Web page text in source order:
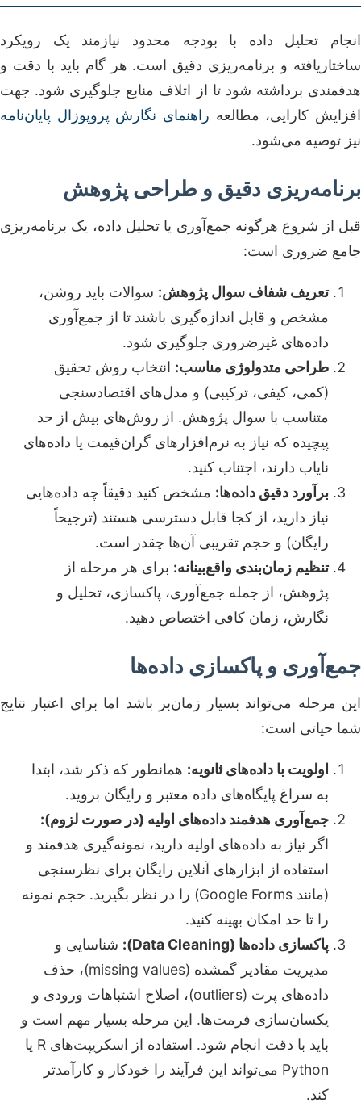
انجام تحلیل داده با بودجه محدود نیازمند یک رویکرد
ساختاریافته و برنامه‌ریزی دقیق است. هر گام باید با دقت و
هدفمندی برداشته شود تا از اتلاف منابع جلوگیری شود. جهت
افزایش کارایی، مطالعه راهنمای نگارش پروپوزال پایان‌نامه
نیز توصیه می‌شود.
برنامه‌ریزی دقیق و طراحی پژوهش
قبل از شروع هرگونه جمع‌آوری یا تحلیل داده، یک برنامه‌ریزی
جامع ضروری است:
تعریف شفاف سوال پژوهش: سوالات باید روشن،
مشخص و قابل اندازه‌گیری باشند تا از جمع‌آوری
داده‌های غیرضروری جلوگیری شود.
طراحی متدولوژی مناسب: انتخاب روش تحقیق
(کمی، کیفی، ترکیبی) و مدل‌های اقتصادسنجی
متناسب با سوال پژوهش. از روش‌های بیش از حد
پیچیده که نیاز به نرم‌افزارهای گران‌قیمت یا داده‌های
نایاب دارند، اجتناب کنید.
برآورد دقیق داده‌ها: مشخص کنید دقیقاً چه داده‌هایی
نیاز دارید، از کجا قابل دسترسی هستند (ترجیحاً
رایگان) و حجم تقریبی آن‌ها چقدر است.
تنظیم زمان‌بندی واقع‌بینانه: برای هر مرحله از
پژوهش، از جمله جمع‌آوری، پاکسازی، تحلیل و
نگارش، زمان کافی اختصاص دهید.
جمع‌آوری و پاکسازی داده‌ها
این مرحله می‌تواند بسیار زمان‌بر باشد اما برای اعتبار نتایج
شما حیاتی است:
اولویت با داده‌های ثانویه: همانطور که ذکر شد، ابتدا
به سراغ پایگاه‌های داده معتبر و رایگان بروید.
جمع‌آوری هدفمند داده‌های اولیه (در صورت لزوم):
اگر نیاز به داده‌های اولیه دارید، نمونه‌گیری هدفمند و
استفاده از ابزارهای آنلاین رایگان برای نظرسنجی
(مانند Google Forms) را در نظر بگیرید. حجم نمونه
را تا حد امکان بهینه کنید.
پاکسازی داده‌ها (Data Cleaning):
شناسایی و
مدیریت مقادیر گمشده (missing values)، حذف
داده‌های پرت (outliers)، اصلاح اشتباهات ورودی و
یکسان‌سازی فرمت‌ها. این مرحله بسیار مهم است و
باید با دقت انجام شود. استفاده از اسکریپت‌های R یا
Python می‌تواند این فرآیند را خودکار و کارآمدتر
کند.